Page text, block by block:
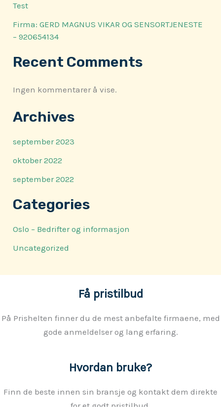
Test
Firma: GERD MAGNUS VIKAR OG SENSORTJENESTE
– 920654134
Recent Comments
Ingen kommentarer å vise.
Archives
september 2023
oktober 2022
september 2022
Categories
Oslo – Bedrifter og informasjon
Uncategorized
Få pristilbud
På Prishelten finner du de mest anbefalte firmaene, med
gode anmeldelser og lang erfaring.
Hvordan bruke?
Finn de beste innen sin bransje og kontakt dem direkte